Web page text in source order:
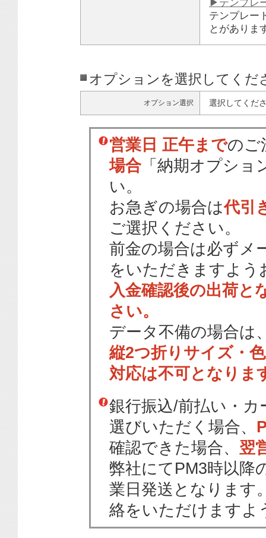
▶テンプレ
テンプレー
とがありま
オプションを選択してくだ
オプション選択 選択してくだ
営業日 正午までのご
場合 「納期オプショ
い。
お急ぎの場合は代引
ご選択ください。
前金の場合は必ずメ
をいただきますよう
入金確認後の出荷と
さい。
データ不備の場合は
縦2つ折りサイズ・
対応は不可となりま
銀行振込/前払い・
選びいただく場合、
確認できた場合、 翌
弊社にてPM3時以降
業日発送となります
絡をいただけますよ